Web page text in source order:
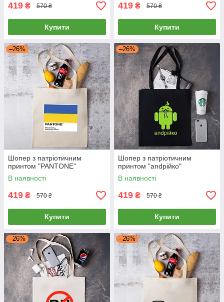
419 ₴ 570 ₴
Купити
419 ₴ 570 ₴
Купити
–26%
Шопер з патріотичним
принтом "PANTONE"
В наявності
419 ₴ 570 ₴
Купити
–26%
Шопер з патріотичним
принтом "andрійко"
В наявності
419 ₴ 570 ₴
Купити
–26% –26%